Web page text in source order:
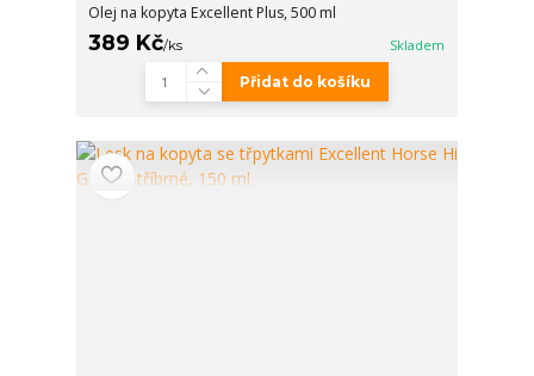
Olej na kopyta Excellent Plus, 500 ml
389 Kč/ks Skladem
Přidat do košíku